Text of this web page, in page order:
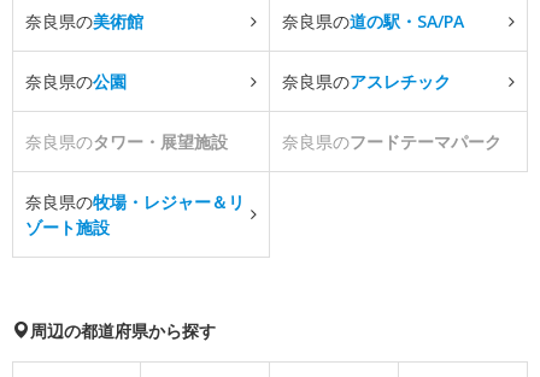
奈良県の美術館 奈良県の道の駅・SA/PA
奈良県の公園 奈良県のアスレチック
奈良県のタワー・展望施設 奈良県のフードテーマパーク
奈良県の牧場・レジャー＆リ
ゾート施設
周辺の都道府県から探す